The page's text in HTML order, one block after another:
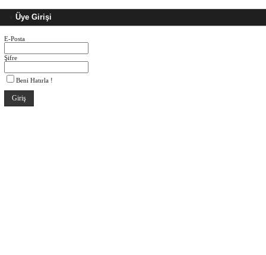
Üye Girişi
E-Posta
Şifre
Beni Hatırla !